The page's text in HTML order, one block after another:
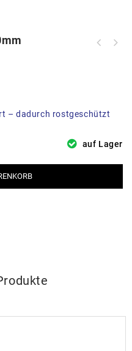
– dadurch rostgeschützt
auf Lager